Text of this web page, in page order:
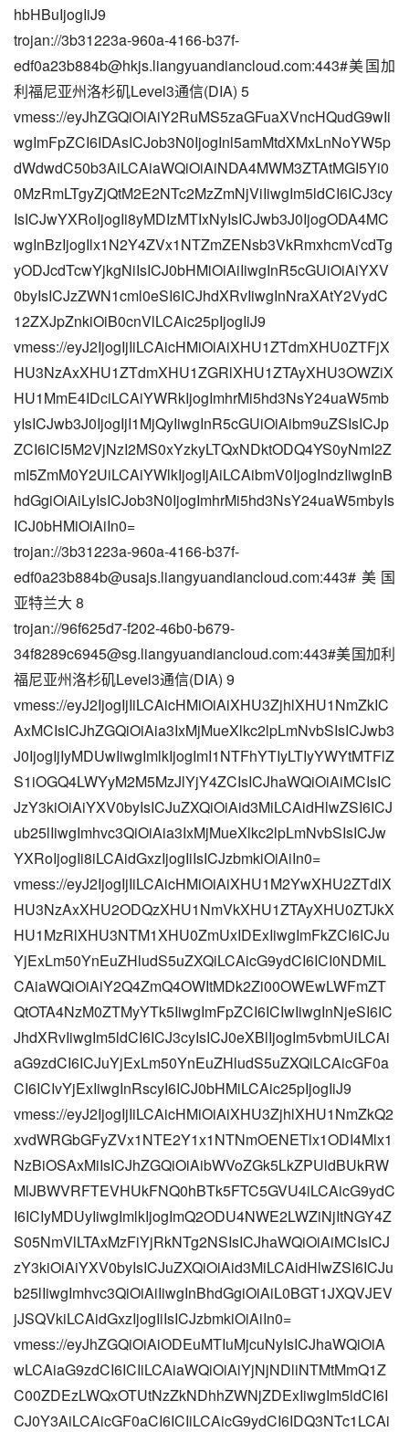
hbHBuIjogIiJ9
trojan://3b31223a-960a-4166-b37f-
edf0a23b884b@hkjs.liangyuandiancloud.com:443#美国加
利福尼亚州洛杉矶Level3通信(DIA) 5
vmess://eyJhZGQiOiAiY2RuMS5zaGFuaXVncHQudG9wIi
wgImFpZCI6IDAsICJob3N0IjogInl5amMtdXMxLnNoYW5p
dWdwdC50b3AiLCAiaWQiOiAiNDA4MWM3ZTAtMGI5Yi0
0MzRmLTgyZjQtM2E2NTc2MzZmNjViIiwgIm5ldCI6ICJ3cy
IsICJwYXRoIjogIi8yMDIzMTIxNyIsICJwb3J0IjogODA4MC
wgInBzIjogIlx1N2Y4ZVx1NTZmZENsb3VkRmxhcmVcdTg
yODJcdTcwYjkgNiIsICJ0bHMiOiAiIiwgInR5cGUiOiAiYXV
0byIsICJzZWN1cml0eSI6ICJhdXRvIiwgInNraXAtY2VydC
12ZXJpZnkiOiB0cnVlLCAic25pIjogIiJ9
vmess://eyJ2IjogIjIiLCAicHMiOiAiXHU1ZTdmXHU0ZTFjX
HU3NzAxXHU1ZTdmXHU1ZGRlXHU1ZTAyXHU3OWZiX
HU1MmE4IDciLCAiYWRkIjogImhrMi5hd3NsY24uaW5mb
yIsICJwb3J0IjogIjI1MjQyIiwgInR5cGUiOiAibm9uZSIsICJp
ZCI6ICI5M2VjNzI2MS0xYzkyLTQxNDktODQ4YS0yNmI2Z
mI5ZmM0Y2UiLCAiYWlkIjogIjAiLCAibmV0IjogIndzIiwgInB
hdGgiOiAiLyIsICJob3N0IjogImhrMi5hd3NsY24uaW5mbyIs
ICJ0bHMiOiAiIn0=
trojan://3b31223a-960a-4166-b37f-
edf0a23b884b@usajs.liangyuandiancloud.com:443#美国
亚特兰大 8
trojan://96f625d7-f202-46b0-b679-
34f8289c6945@sg.liangyuandiancloud.com:443#美国加利
福尼亚州洛杉矶Level3通信(DIA) 9
vmess://eyJ2IjogIjIiLCAicHMiOiAiXHU3ZjhlXHU1NmZkIC
AxMCIsICJhZGQiOiAia3IxMjMueXlkc2lpLmNvbSIsICJwb3
J0IjogIjIyMDUwIiwgImlkIjogImI1NTFhYTIyLTIyYWYtMTFlZ
S1iOGQ4LWYyM2M5MzJlYjY4ZCIsICJhaWQiOiAiMCIsIC
JzY3kiOiAiYXV0byIsICJuZXQiOiAid3MiLCAidHlwZSI6ICJ
ub25lIiwgImhvc3QiOiAia3IxMjMueXlkc2lpLmNvbSIsICJw
YXRoIjogIi8iLCAidGxzIjogIiIsICJzbmkiOiAiIn0=
vmess://eyJ2IjogIjIiLCAicHMiOiAiXHU1M2YwXHU2ZTdlX
HU3NzAxXHU2ODQzXHU1NmVkXHU1ZTAyXHU0ZTJkX
HU1MzRlXHU3NTM1XHU0ZmUxIDExIiwgImFkZCI6ICJu
YjExLm50YnEuZHludS5uZXQiLCAicG9ydCI6ICI0NDMiL
CAiaWQiOiAiY2Q4ZmQ4OWItMDk2Zi00OWEwLWFmZT
QtOTA4NzM0ZTMyYTk5IiwgImFpZCI6ICIwIiwgInNjeSI6IC
JhdXRvIiwgIm5ldCI6ICJ3cyIsICJ0eXBlIjogIm5vbmUiLCAi
aG9zdCI6ICJuYjExLm50YnEuZHludS5uZXQiLCAicGF0a
CI6ICIvYjExIiwgInRscyI6ICJ0bHMiLCAic25pIjogIiJ9
vmess://eyJ2IjogIjIiLCAicHMiOiAiXHU3ZjhlXHU1NmZkQ2
xvdWRGbGFyZVx1NTE2Y1x1NTNmOENETlx1ODI4Mlx1
NzBiOSAxMiIsICJhZGQiOiAibWVoZGk5LkZPUldBUkRW
MlJBWVRFTEVHUkFNQ0hBTk5FTC5GVU4iLCAicG9ydC
I6ICIyMDUyIiwgImlkIjogImQ2ODU4NWE2LWZiNjItNGY4Z
S05NmVlLTAxMzFiYjRkNTg2NSIsICJhaWQiOiAiMCIsICJ
zY3kiOiAiYXV0byIsICJuZXQiOiAid3MiLCAidHlwZSI6ICJu
b25lIiwgImhvc3QiOiAiIiwgInBhdGgiOiAiL0BGT1JXQVJEV
jJSQVkiLCAidGxzIjogIiIsICJzbmkiOiAiIn0=
vmess://eyJhZGQiOiAiODEuMTIuMjcuNyIsICJhaWQiOiA
wLCAiaG9zdCI6ICIiLCAiaWQiOiAiYjNjNDliNTMtMmQ1Z
C00ZDEzLWQxOTUtNzZkNDhhZWNjZDExIiwgIm5ldCI6I
CJ0Y3AiLCAicGF0aCI6ICIiLCAicG9ydCI6IDQ3NTc1LCAi